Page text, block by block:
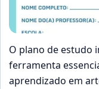
O plano de estudo
ferramenta
aprendizado em